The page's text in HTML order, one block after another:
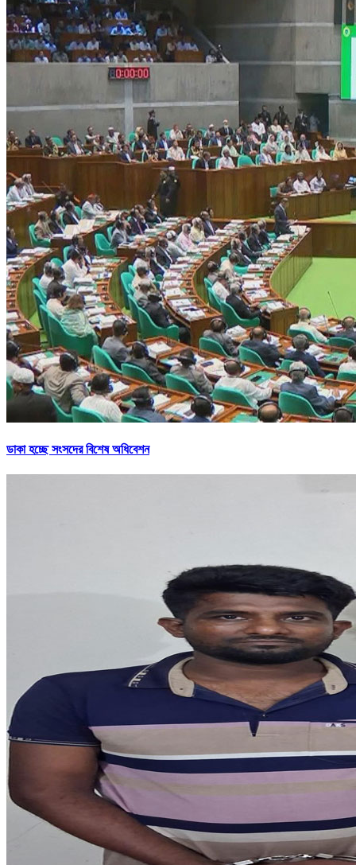
ডাকা হচ্ছে সংসদের বিশেষ অধিবেশন